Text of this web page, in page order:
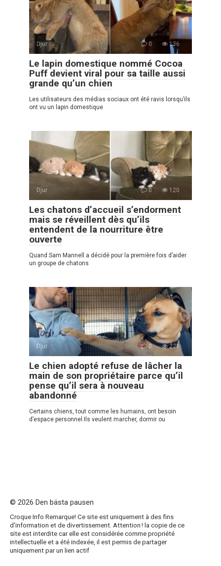
Djur 0 136
Le lapin domestique nommé Cocoa
Puff devient viral pour sa taille aussi
grande qu’un chien
Les utilisateurs des médias sociaux ont été ravis lorsqu’ils
ont vu un lapin domestique
Djur 0 120
Les chatons d’accueil s’endorment
mais se réveillent dès qu’ils
entendent de la nourriture être
ouverte
Quand Sam Mannell a décidé pour la première fois d’aider
un groupe de chatons
Djur 0 221
Le chien adopté refuse de lâcher la
main de son propriétaire parce qu’il
pense qu’il sera à nouveau
abandonné
Certains chiens, tout comme les humains, ont besoin
d’espace personnel.Ils veulent marcher, dormir ou
© 2026 Den bästa pausen
Croque Info Remarque! Ce site est uniquement à des fins
d'information et de divertissement. Attention ! la copie de ce
site est interdite car elle est considérée comme propriété
intellectuelle et a été indexée, il est permis de partager
uniquement par un lien actif